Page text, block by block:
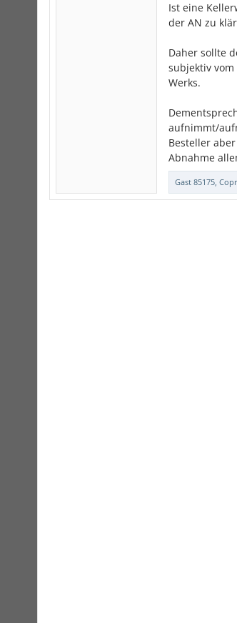
Ist eine
der AN zu
Daher sollte
subjektiv
Werks.
aufnimmt/
Besteller
Abnahme
Gast 85175,